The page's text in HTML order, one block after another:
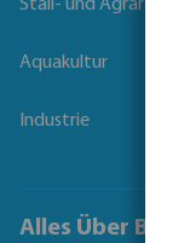
Stall- und
Aquakultur
Industrie
Alles Über Bevo